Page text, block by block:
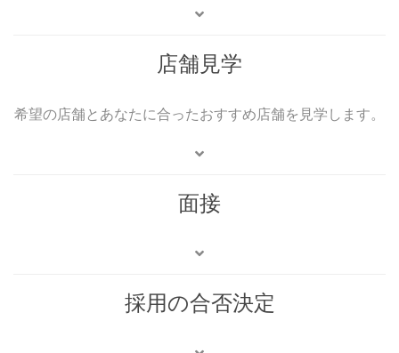
店舗見学
希望の店舗とあなたに合ったおすすめ店舗を見学します。
面接
採用の合否決定